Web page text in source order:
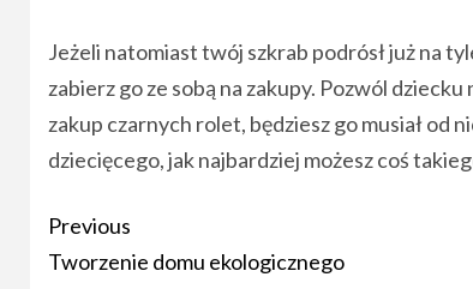
Jeżeli natomiast twój szkrab podrósł już na
zabierz go ze sobą na zakupy. Pozwól
zakup czarnych rolet, będziesz go musiał od
dziecięcego, jak najbardziej możesz coś
Continue
Reading
Previous
Tworzenie domu ekologicznego